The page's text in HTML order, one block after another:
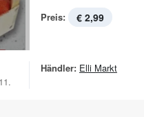
Preis: € 2,99
Händler: Elli Markt